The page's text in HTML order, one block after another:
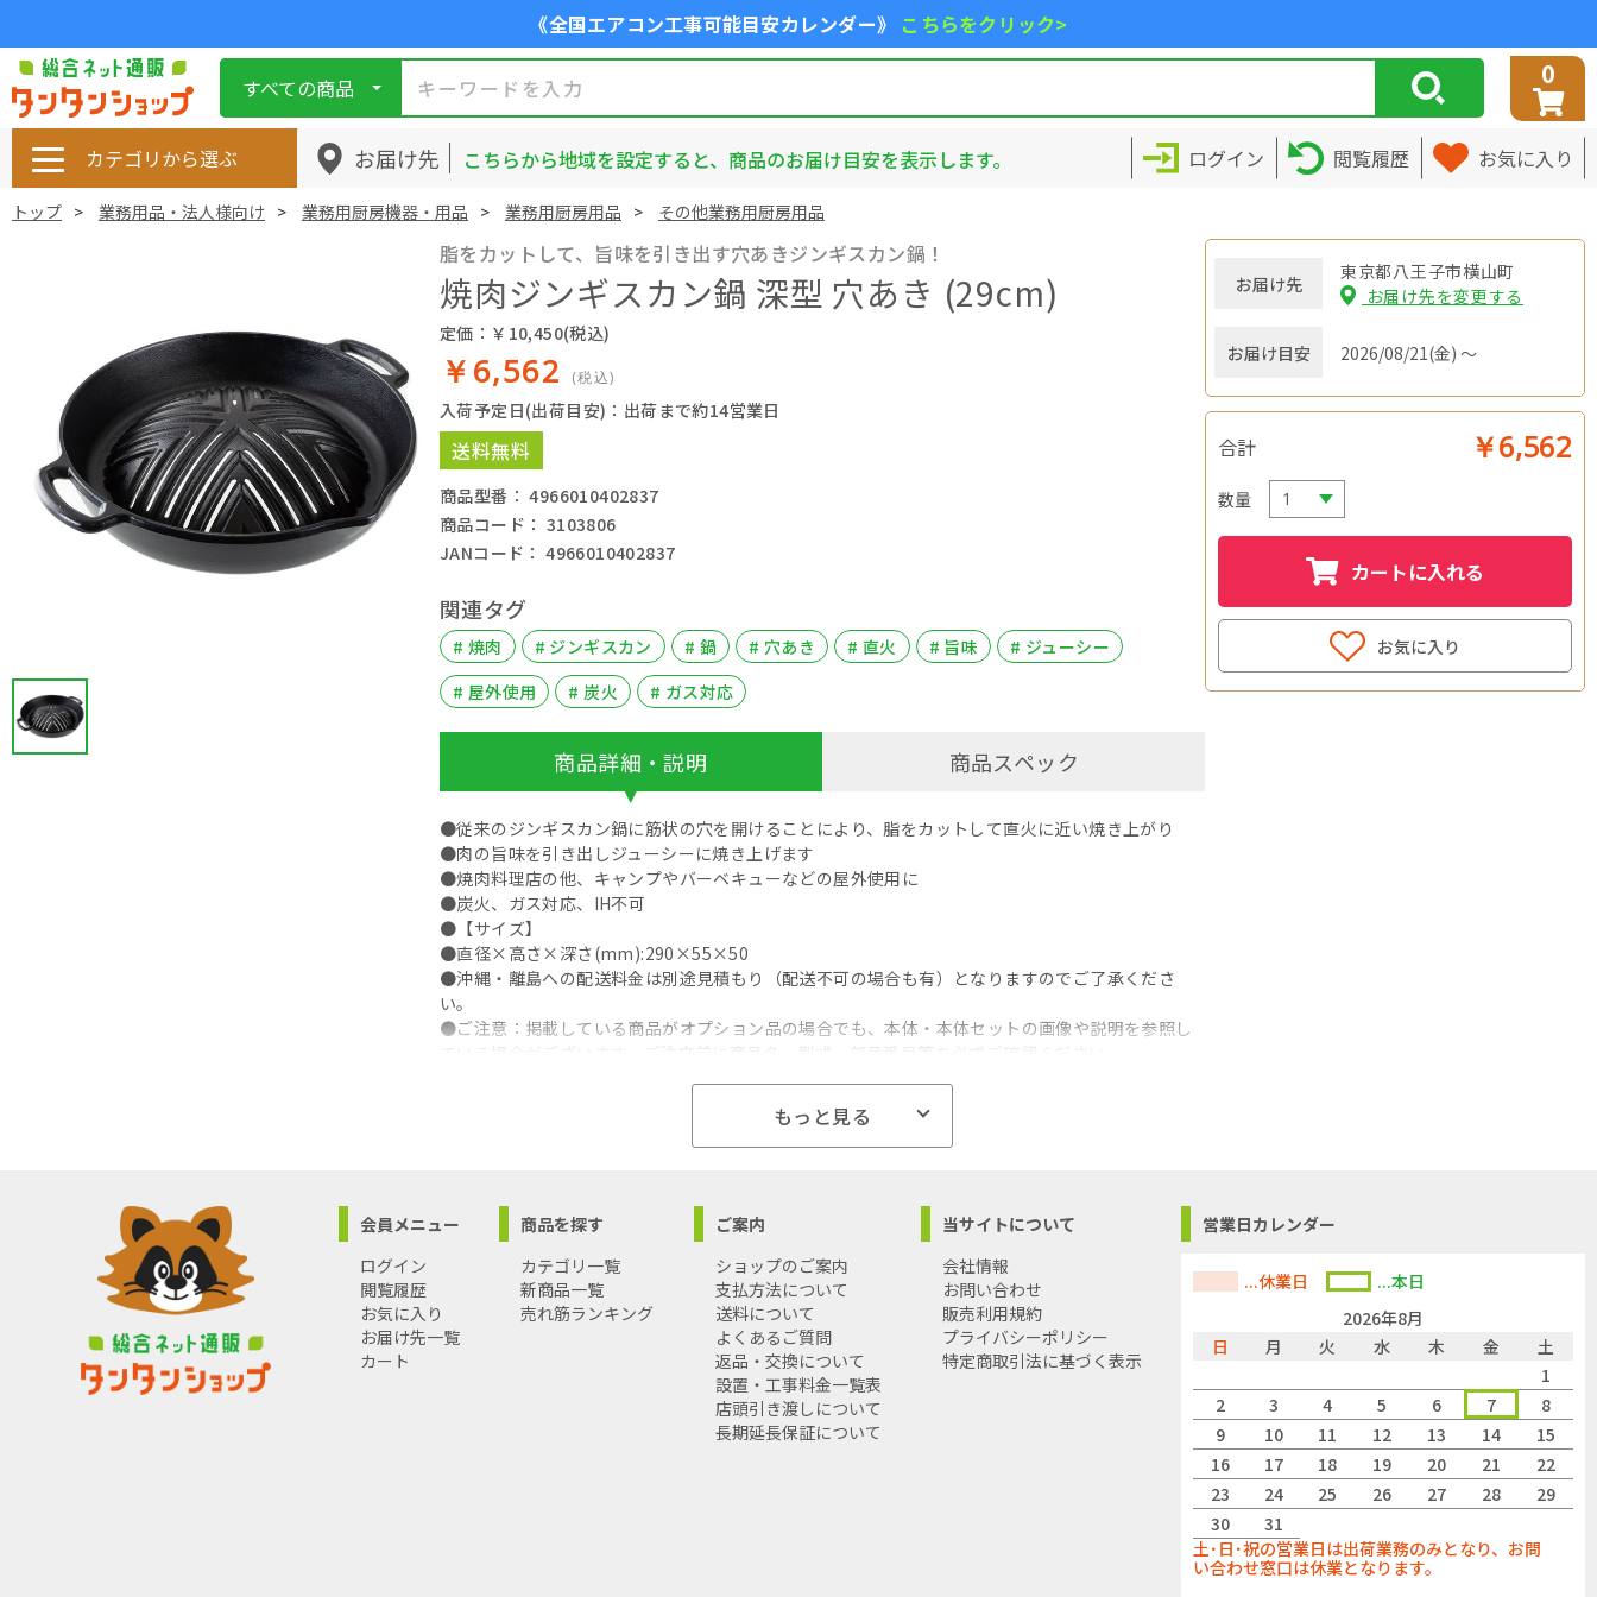
《全国エアコン工事可能目安カレンダー》 こちらをクリック>
すべての商品 0
カテゴリから選ぶ お届け先 こちらから地域を設定すると、商品のお届け目安を表示します。 ログイン 閲覧履歴 お気に入り
トップ 業務用品・法人様向け 業務用厨房機器・用品 業務用厨房用品 その他業務用厨房用品
脂をカットして、旨味を引き出す穴あきジンギスカン鍋！
焼肉ジンギスカン鍋 深型 穴あき (29cm)
定価：￥10,450(税込)
￥6,562 (税込)
入荷予定日(出荷目安)：出荷まで約14営業日
送料無料
商品型番： 4966010402837
商品コード： 3103806
JANコード： 4966010402837
関連タグ
# 焼肉 # ジンギスカン # 鍋 # 穴あき # 直火 # 旨味
# ジューシー
# 屋外使用
# 炭火 # ガス対応
商品詳細・説明
●従来のジンギスカン鍋に筋状の穴を開けることにより、脂をカットして直火に近い焼き上がり
●肉の旨味を引き出しジューシーに焼き上げます
●焼肉料理店の他、キャンプやバーベキューなどの屋外使用に
●炭火、ガス対応、IH不可
●【サイズ】
●直径×高さ×深さ(mm):290×55×50
●沖縄・離島への配送料金は別途見積もり（配送不可の場合も有）となりますのでご了承くださ
い。
●ご注意：掲載している商品がオプション品の場合でも、本体・本体セットの画像や説明を参照し
ている場合がございます。ご注文前に商品名・型式・部品番号等を必ずご確認ください。
もっと見る
商品スペック
お届け先
東京都八王子市横山町
お届け先を変更する
お届け目安 2026/08/21(金) ～
合計 ￥6,562
数量
カートに入れる
お気に入り
会員メニュー
ログイン
閲覧履歴
お気に入り
お届け先一覧
カート
商品を探す
カテゴリ一覧
新商品一覧
売れ筋ランキング
ご案内
ショップのご案内
支払方法について
送料について
よくあるご質問
返品・交換について
設置・工事料金一覧表
店頭引き渡しについて
長期延長保証について
当サイトについて
会社情報
お問い合わせ
販売利用規約
プライバシーポリシー
特定商取引法に基づく表示
営業日カレンダー
...休業日
...本日
2026年8月
日
月 火 水 木 金
土
1
2
3 4 5 6 7
8
9
10 11 12 13 14
15
16
17 18 19 20 21
22
23
24 25 26 27 28
29
30
31
土･日･祝の営業日は出荷業務のみとなり、お問
い合わせ窓口は休業となります。